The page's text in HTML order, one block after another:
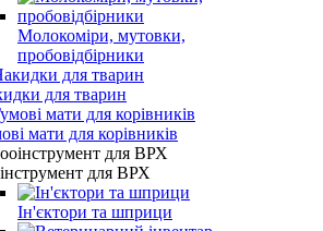
Молокоміри, мутовки,
пробовідбірники
для тварин
мати для корівників
для ВРХ
Ін'єктори та шприци